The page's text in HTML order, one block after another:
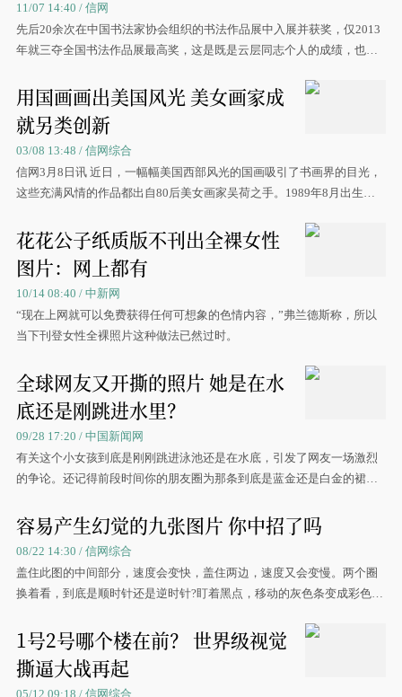
11/07 14:40 / 信网
先后20余次在中国书法家协会组织的书法作品展中入展并获奖，仅2013
年就三夺全国书法作品展最高奖，这是既是云层同志个人的成绩，也是
用国画画出美国风光 美女画家成
就另类创新
03/08 13:48 / 信网综合
信网3月8日讯 近日，一幅幅美国西部风光的国画吸引了书画界的目光，
这些充满风情的作品都出自80后美女画家吴荷之手。1989年8月出生的
花花公子纸质版不刊出全裸女性
图片：网上都有
10/14 08:40 / 中新网
“现在上网就可以免费获得任何可想象的色情内容，”弗兰德斯称，所以
当下刊登女性全裸照片这种做法已然过时。
全球网友又开撕的照片 她是在水
底还是刚跳进水里？
09/28 17:20 / 中国新闻网
有关这个小女孩到底是刚刚跳进泳池还是在水底，引发了网友一场激烈
的争论。还记得前段时间你的朋友圈为那条到底是蓝金还是白金的裙子
容易产生幻觉的九张图片 你中招了吗
08/22 14:30 / 信网综合
盖住此图的中间部分，速度会变快，盖住两边，速度又会变慢。两个圈
换着看，到底是顺时针还是逆时针?盯着黑点，移动的灰色条变成彩色
1号2号哪个楼在前？ 世界级视觉
撕逼大战再起
05/12 09:18 / 信网综合